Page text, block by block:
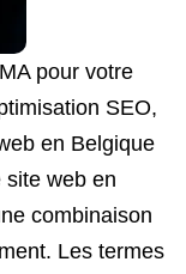
pour votre
SEO,
en Belgique
site web en
combinaison
Les termes